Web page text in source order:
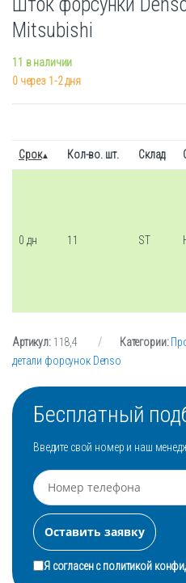
Mitsubishi
11 в наличии
0 через 1-2 дня
Срок Кол-во. шт. Склад
0 дн 11 ST
Артикул: 118,4 Категории:
детали форсунок Denso
Бесплатный
Введите свой номер и наш
Я согласен сполитикой